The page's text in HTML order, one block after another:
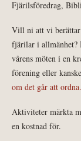
Fjärilsföredrag,
Vill ni att vi
fjärilar i allmänhet?
vårens möten i en
förening eller
om det går att ordna.
Aktiviteter märkta
en kostnad för.